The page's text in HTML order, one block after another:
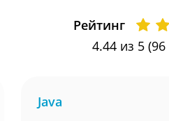
Рейтинг
4.44из 5 (96
Java